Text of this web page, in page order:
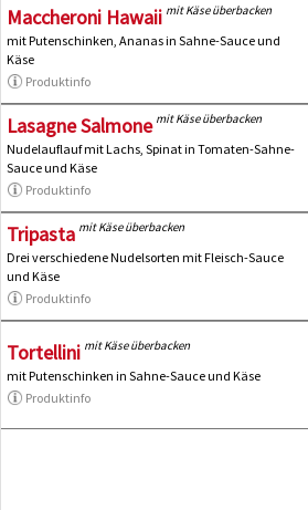
Maccheroni Hawaii mit Käse überbacken
mit Putenschinken, Ananas in Sahne-Sauce und
Käse
Produktinfo
Lasagne Salmone mit Käse überbacken
Nudelauflauf mit Lachs, Spinat in Tomaten-Sahne-
Sauce und Käse
Produktinfo
Tripasta mit Käse überbacken
Drei verschiedene Nudelsorten mit Fleisch-Sauce
und Käse
Produktinfo
Tortellini mit Käse überbacken
mit Putenschinken in Sahne-Sauce und Käse
Produktinfo